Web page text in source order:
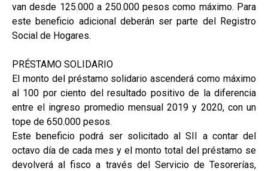
van desde 125.000 a 250.000 pesos como máximo. Para
este beneficio adicional deberán ser parte del Registro
Social de Hogares.
PRÉSTAMO SOLIDARIO
El monto del préstamo solidario ascenderá como máximo
al 100 por ciento del resultado positivo de la diferencia
entre el ingreso promedio mensual 2019 y 2020, con un
tope de 650.000 pesos.
Este beneficio podrá ser solicitado al SII a contar del
octavo día de cada mes y el monto total del préstamo se
devolverá al fisco a través del Servicio de Tesorerías,